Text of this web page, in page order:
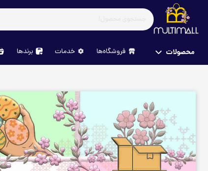
محصولات فروشگاه‌ها خدمات برندها